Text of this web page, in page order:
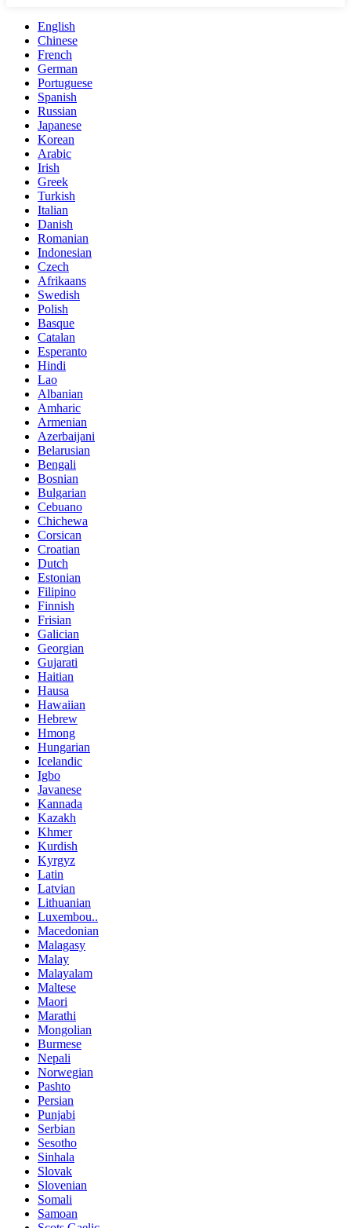
English
Chinese
French
German
Portuguese
Spanish
Russian
Japanese
Korean
Arabic
Irish
Greek
Turkish
Italian
Danish
Romanian
Indonesian
Czech
Afrikaans
Swedish
Polish
Basque
Catalan
Esperanto
Hindi
Lao
Albanian
Amharic
Armenian
Azerbaijani
Belarusian
Bengali
Bosnian
Bulgarian
Cebuano
Chichewa
Corsican
Croatian
Dutch
Estonian
Filipino
Finnish
Frisian
Galician
Georgian
Gujarati
Haitian
Hausa
Hawaiian
Hebrew
Hmong
Hungarian
Icelandic
Igbo
Javanese
Kannada
Kazakh
Khmer
Kurdish
Kyrgyz
Latin
Latvian
Lithuanian
Luxembou..
Macedonian
Malagasy
Malay
Malayalam
Maltese
Maori
Marathi
Mongolian
Burmese
Nepali
Norwegian
Pashto
Persian
Punjabi
Serbian
Sesotho
Sinhala
Slovak
Slovenian
Somali
Samoan